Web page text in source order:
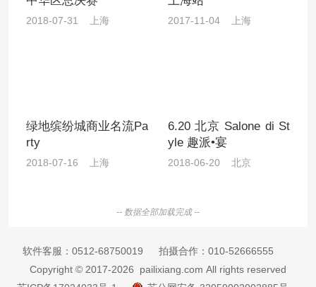
2018-07-31 上海 2017-11-04 上海
绿地缤纷城商业名流Pa
rty
2018-07-16 上海
6.20 北京 Salone di St
yle 趣派•宴
2018-06-20 北京
-- 数据全部加载完成 --
软件客服： 0512-68750019 拍摄合作： 010-52666555
Copyright © 2017-2026 pailixiang.com All rights reserved